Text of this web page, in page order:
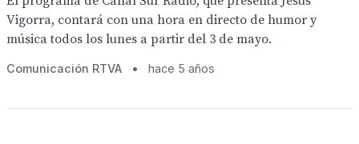
Vigorra, contará con una hora en directo de humor y
música todos los lunes a partir del 3 de mayo.
Comunicación RTVA • hace 5 años